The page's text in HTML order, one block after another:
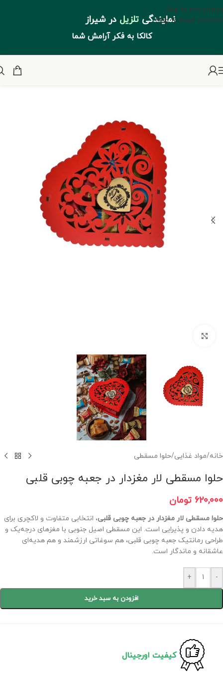
Skip to navigation
Skip to main content
نمایندگی تلزیل در شیراز
کالکا به فکر آرامش شما
خانه/مواد غذایی/حلوا مسقطی
حلوا مسقطی لار مغزدار در جعبه چوبی قلبی
۶۲۰,۰۰۰ تومان
حلوا مسقطی لار مغزدار در جعبه چوبی قلبی، انتخابی متفاوت و لاکچری برای
هدیه دادن و پذیرایی است. این مسقطی اصیل جنوبی با مغزهای درجه‌یک و
طراحی رمانتیک جعبه چوبی قلبی، هم سوغاتی ارزشمند و هم هدیه‌ای
عاشقانه و ماندگار است.
-
+
افزودن به سبد خرید
کیفیت اورجینال